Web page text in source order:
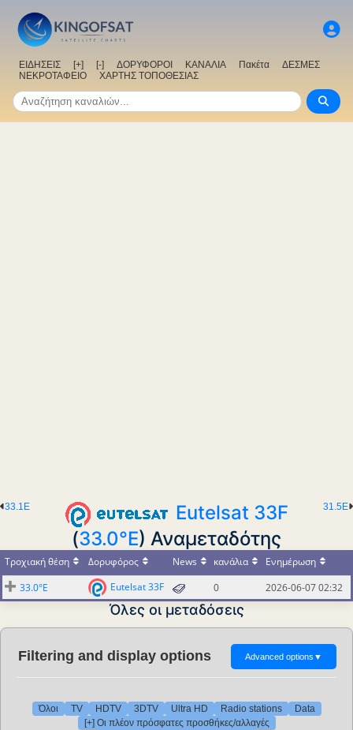
ΕΙΔΗΣΕΙΣ [+] [-] ΔΟΡΥΦΟΡΟΙ ΚΑΝΑΛΙΑ Πακέτα
ΔΕΣΜΕΣ
ΝΕΚΡΟΤΑΦΕΙΟ
ΧΑΡΤΗΣ ΤΟΠΟΘΕΣΙΑΣ
31.5E
33.1E
Eutelsat 33F
(33.0°E) Αναμεταδότης
Τροχιακή θέση Δορυφόρος News κανάλια
Ενημέρωση
33.0°E
Eutelsat 33F 0 2026-06-07 02:32
Όλες οι μεταδόσεις
Filtering and display options Advanced options ▼
Όλοι TV HDTV 3DTV Ultra HD Radio stations
Data
[+] Οι πλέον πρόσφατες προσθήκες/αλλαγές